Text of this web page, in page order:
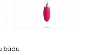
būdu